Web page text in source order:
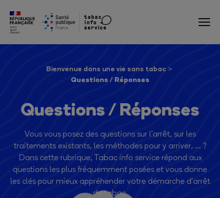
Bienvenue dans une vie sans tabac
Questions / Réponses
Questions / Réponses
Vous vous posez des questions sur l'arrêt, sur les
traitements existants, les méthodes pour y arriver, ... ?
Dans cette rubrique, Tabac info service répond aux
questions les plus fréquemment posées et vous donne
les clés pour mieux appréhender votre démarche d'arrêt
du tabac.